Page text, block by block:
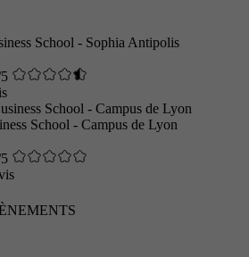
School - Sophia Antipolis
School - Campus de Lyon